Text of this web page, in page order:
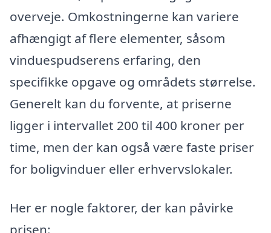
overveje. Omkostningerne kan variere
afhængigt af flere elementer, såsom
vinduespudserens erfaring, den
specifikke opgave og områdets størrelse.
Generelt kan du forvente, at priserne
ligger i intervallet 200 til 400 kroner per
time, men der kan også være faste priser
for boligvinduer eller erhvervslokaler.
Her er nogle faktorer, der kan påvirke
prisen: